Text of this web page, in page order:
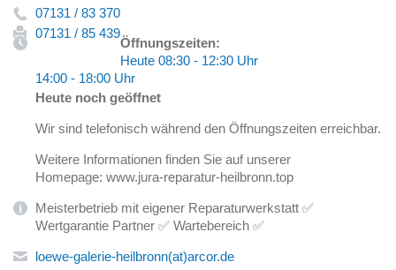
07131 / 83 370
07131 / 85 439
Öffnungszeiten:
Heute 08:30 - 12:30 Uhr
14:00 - 18:00 Uhr
Heute noch geöffnet
Wir sind telefonisch während den Öffnungszeiten erreichbar.
Weitere Informationen finden Sie auf unserer
Homepage: www.jura-reparatur-heilbronn.top
Meisterbetrieb mit eigener Reparaturwerkstatt ✅
Wertgarantie Partner ✅ Wartebereich ✅
loewe-galerie-heilbronn(at)arcor.de